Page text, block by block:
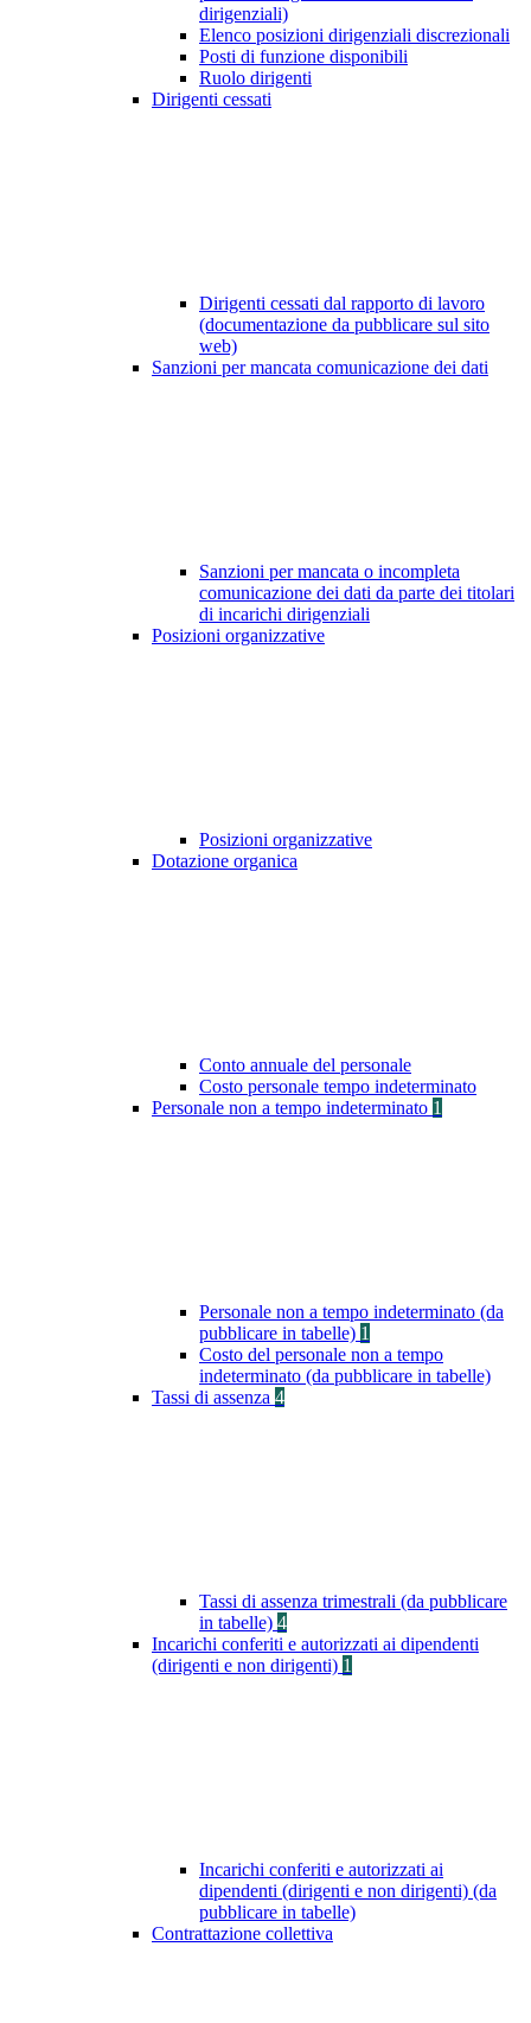
dirigenziali)
Elenco posizioni dirigenziali discrezionali
Posti di funzione disponibili
Ruolo dirigenti
Dirigenti cessati
Dirigenti cessati dal rapporto di lavoro
(documentazione da pubblicare sul sito
web)
Sanzioni per mancata comunicazione dei dati
Sanzioni per mancata o incompleta
comunicazione dei dati da parte dei titolari
di incarichi dirigenziali
Posizioni organizzative
Posizioni organizzative
Dotazione organica
Conto annuale del personale
Costo personale tempo indeterminato
Personale non a tempo indeterminato 1
Personale non a tempo indeterminato (da
pubblicare in tabelle) 1
Costo del personale non a tempo
indeterminato (da pubblicare in tabelle)
Tassi di assenza 4
Tassi di assenza trimestrali (da pubblicare
in tabelle) 4
Incarichi conferiti e autorizzati ai dipendenti
(dirigenti e non dirigenti) 1
Incarichi conferiti e autorizzati ai
dipendenti (dirigenti e non dirigenti) (da
pubblicare in tabelle)
Contrattazione collettiva